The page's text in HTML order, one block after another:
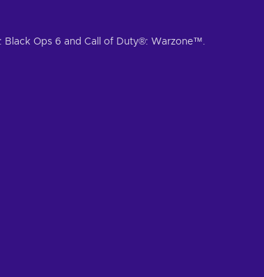
Black Ops 6 and Call of Duty®: Warzone™.